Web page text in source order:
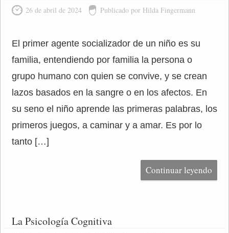
26 de abril de 2024 Publicado por Hilda Fingermann
El primer agente socializador de un niño es su
familia, entendiendo por familia la persona o
grupo humano con quien se convive, y se crean
lazos basados en la sangre o en los afectos. En
su seno el niño aprende las primeras palabras, los
primeros juegos, a caminar y a amar. Es por lo
tanto […]
Continuar leyendo
La Psicología Cognitiva